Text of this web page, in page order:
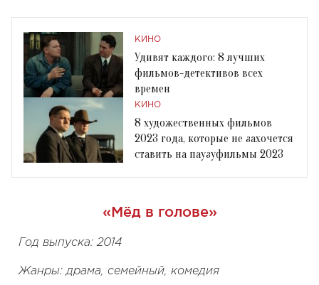
КИНО
Удивят каждого: 8 лучших
фильмов-детективов всех
времен
КИНО
8 художественных фильмов
2023 года, которые не захочется
ставить на паузуфильмы 2023
«Мёд в голове»
Год выпуска: 2014
Жанры: драма, семейный, комедия